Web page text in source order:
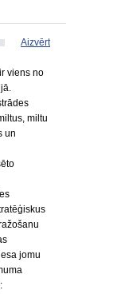
Aizvērt
viens no
miltu
un
jomu